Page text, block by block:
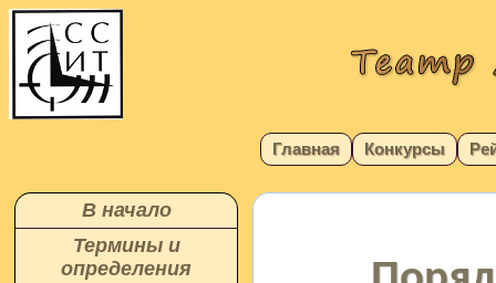
Главная Конкурсы
В начало
Термины и
определения